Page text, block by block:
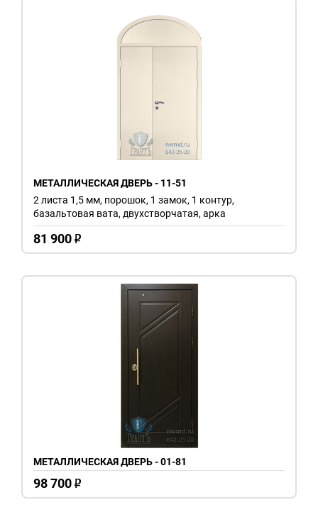
МЕТАЛЛИЧЕСКАЯ ДВЕРЬ - 11-51
81 900 o
2 листа 1,5 мм, порошок, 1 замок, 1 контур,
базальтовая вата, двухстворчатая, арка
МЕТАЛЛИЧЕСКАЯ ДВЕРЬ - 01-81
98 700 o